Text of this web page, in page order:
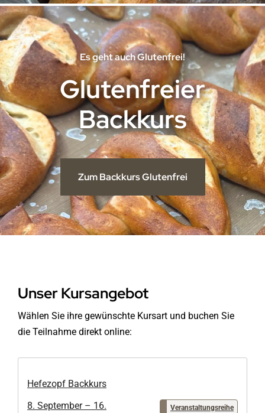
Es geht auch Glutenfrei!
Glutenfreier
Backkurs
Zum Backkurs Glutenfrei
Unser Kursangebot
Wählen Sie ihre gewünschte Kursart und buchen Sie
die Teilnahme direkt online:
Hefezopf Backkurs
8. September – 16.
Veranstaltungsreihe